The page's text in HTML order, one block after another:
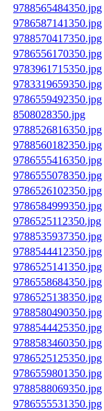
9788565484350.jpg
9786587141350.jpg
9788570417350.jpg
9786556170350.jpg
9783961715350.jpg
9783319659350.jpg
9786559492350.jpg
8508028350.jpg
9788526816350.jpg
9788560182350.jpg
9786555416350.jpg
9786555078350.jpg
9786526102350.jpg
9786584999350.jpg
9786525112350.jpg
9788535937350.jpg
9788544412350.jpg
9786525141350.jpg
9786558684350.jpg
9786525138350.jpg
9788580490350.jpg
9788544425350.jpg
9788583460350.jpg
9786525125350.jpg
9786559801350.jpg
9788588069350.jpg
9786555531350.jpg